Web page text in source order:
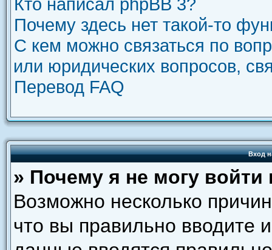
Почему здесь нет такой-то
С кем можно связаться по
или юридических вопросов,
Перевод FAQ
Вход
» Почему я не могу
Возможно несколько
что вы правильно вводите